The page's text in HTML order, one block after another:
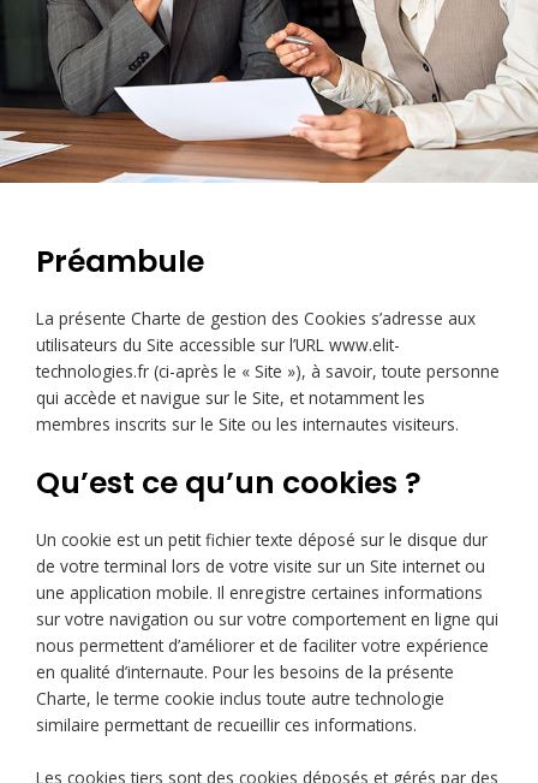
Préambule
La présente Charte de gestion des Cookies s’adresse aux
utilisateurs du Site accessible sur l’URL www.elit-
technologies.fr (ci-après le « Site »), à savoir, toute personne
qui accède et navigue sur le Site, et notamment les
membres inscrits sur le Site ou les internautes visiteurs.
Qu’est ce qu’un cookies ?
Un cookie est un petit fichier texte déposé sur le disque dur
de votre terminal lors de votre visite sur un Site internet ou
une application mobile. Il enregistre certaines informations
sur votre navigation ou sur votre comportement en ligne qui
nous permettent d’améliorer et de faciliter votre expérience
en qualité d’internaute. Pour les besoins de la présente
Charte, le terme cookie inclus toute autre technologie
similaire permettant de recueillir ces informations.
Les cookies tiers sont des cookies déposés et gérés par des